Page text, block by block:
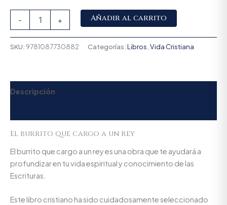
- + Añadir al carrito
SKU: 9781087730882 Categorías:Libros Vida Cristiana
Descripción
El burrito que cargo a un rey
El burrito que cargo a un rey es una obra que te ayudará a
profundizar en tu vida espiritual y conocimiento de las
Escrituras.
Este libro cristiano ha sido cuidadosamente seleccionado